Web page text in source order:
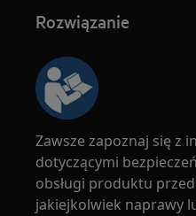
Rozwiązanie
Zawsze zapoznaj się z
dotyczącymi
obsługi produktu
jakiejkolwiek naprawy